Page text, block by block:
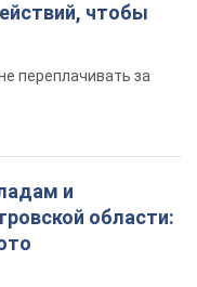
чтобы
переплачивать за
и
области: